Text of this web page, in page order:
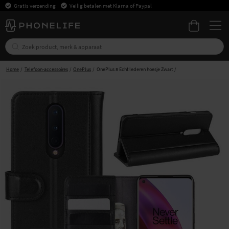
Gratis verzending Veilig betalen met Klarna of Paypal
Home Telefoon-accessoires OnePlus OnePlus 8 Echt lederen hoesje Zwart